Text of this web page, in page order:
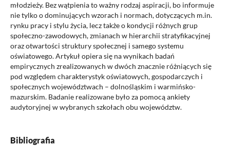
młodzieży. Bez wątpienia to ważny rodzaj aspiracji, bo informuje
nie tylko o dominujących wzorach i normach, dotyczących m.in.
rynku pracy i stylu życia, lecz także o kondycji różnych grup
społeczno-zawodowych, zmianach w hierarchii stratyfikacyjnej
oraz otwartości struktury społecznej i samego systemu
oświatowego. Artykuł opiera się na wynikach badań
empirycznych zrealizowanych w dwóch znacznie różniących się
pod względem charakterystyk oświatowych, gospodarczych i
społecznych województwach – dolnośląskim i warmińsko-
mazurskim. Badanie realizowane było za pomocą ankiety
audytoryjnej w wybranych szkołach obu województw.
Bibliografia